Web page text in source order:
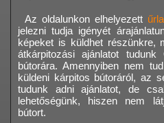
Az oldalunkon elhelyezett
jelezni tudja igényét
képeket is küldhet részünkre,
átkárpitozási ajánlatot
bútorára. Amennyiben nem
küldeni kárpitos bútoráról, az
tudunk adni ajánlatot, de
lehetőségünk, hiszen nem
bútort.